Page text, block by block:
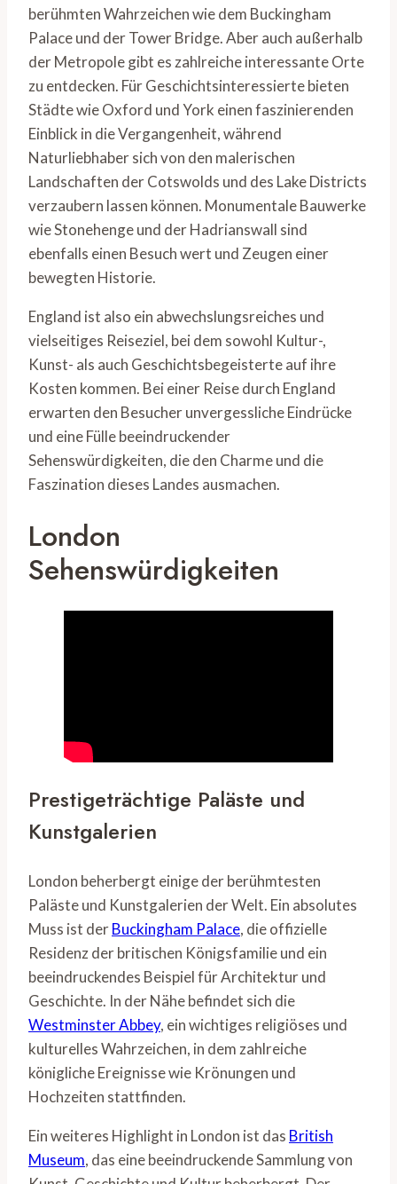
berühmten Wahrzeichen wie dem Buckingham
Palace und der Tower Bridge. Aber auch außerhalb
der Metropole gibt es zahlreiche interessante Orte
zu entdecken. Für Geschichtsinteressierte bieten
Städte wie Oxford und York einen faszinierenden
Einblick in die Vergangenheit, während
Naturliebhaber sich von den malerischen
Landschaften der Cotswolds und des Lake Districts
verzaubern lassen können. Monumentale Bauwerke
wie Stonehenge und der Hadrianswall sind
ebenfalls einen Besuch wert und Zeugen einer
bewegten Historie.
England ist also ein abwechslungsreiches und
vielseitiges Reiseziel, bei dem sowohl Kultur-,
Kunst- als auch Geschichtsbegeisterte auf ihre
Kosten kommen. Bei einer Reise durch England
erwarten den Besucher unvergessliche Eindrücke
und eine Fülle beeindruckender
Sehenswürdigkeiten, die den Charme und die
Faszination dieses Landes ausmachen.
London
Sehenswürdigkeiten
Prestigeträchtige Paläste und
Kunstgalerien
London beherbergt einige der berühmtesten
Paläste und Kunstgalerien der Welt. Ein absolutes
Muss ist derBuckingham Palace, die offizielle
Residenz der britischen Königsfamilie und ein
beeindruckendes Beispiel für Architektur und
Geschichte. In der Nähe befindet sich die
Westminster Abbey, ein wichtiges religiöses und
kulturelles Wahrzeichen, in dem zahlreiche
königliche Ereignisse wie Krönungen und
Hochzeiten stattfinden.
Ein weiteres Highlight in London ist das British
Museum, das eine beeindruckende Sammlung von